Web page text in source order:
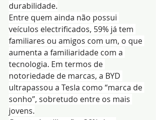
durabilidade.
Entre quem ainda não possui
veículos electrificados, 59% já tem
familiares ou amigos com um, o que
aumenta a familiaridade com a
tecnologia. Em termos de
notoriedade de marcas, a BYD
ultrapassou a Tesla como “marca de
sonho”, sobretudo entre os mais
jovens.